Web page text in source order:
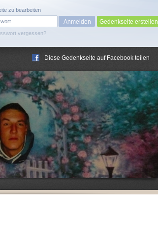
vergessen?
zu bearbeiten
Gedenkseite erstellen
Diese Gedenkseite auf Facebook teilen